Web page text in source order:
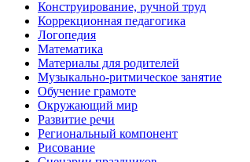
Конструирование, ручной труд
Коррекционная педагогика
Логопедия
Математика
Материалы для родителей
Музыкально-ритмическое занятие
Обучение грамоте
Окружающий мир
Развитие речи
Региональный компонент
Рисование